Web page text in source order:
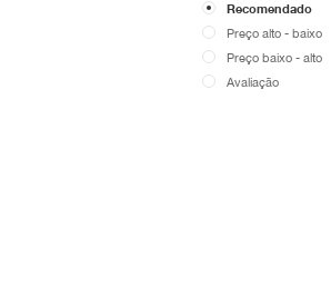
Recomendado
Preço alto - baixo
Preço baixo - alto
Avaliação